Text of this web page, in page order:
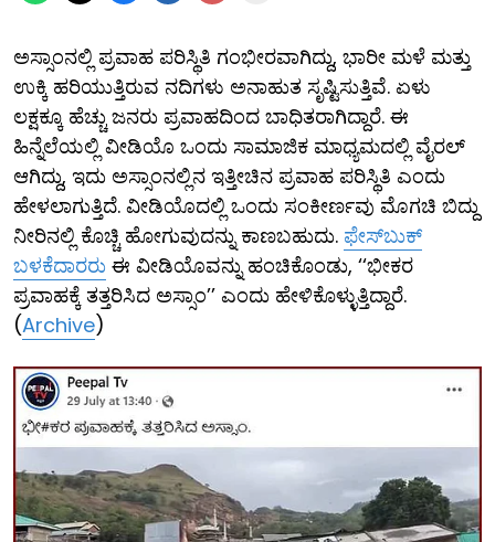
ಅಸ್ಸಾಂನಲ್ಲಿ ಪ್ರವಾಹ ಪರಿಸ್ಥಿತಿ ಗಂಭೀರವಾಗಿದ್ದು, ಭಾರೀ ಮಳೆ ಮತ್ತು
ಉಕ್ಕಿ ಹರಿಯುತ್ತಿರುವ ನದಿಗಳು ಅನಾಹುತ ಸೃಷ್ಟಿಸುತ್ತಿವೆ. ಏಳು
ಲಕ್ಷಕ್ಕೂ ಹೆಚ್ಚು ಜನರು ಪ್ರವಾಹದಿಂದ ಬಾಧಿತರಾಗಿದ್ದಾರೆ. ಈ
ಹಿನ್ನೆಲೆಯಲ್ಲಿ ವೀಡಿಯೊ ಒಂದು ಸಾಮಾಜಿಕ ಮಾಧ್ಯಮದಲ್ಲಿ ವೈರಲ್
ಆಗಿದ್ದು, ಇದು ಅಸ್ಸಾಂನಲ್ಲಿನ ಇತ್ತೀಚಿನ ಪ್ರವಾಹ ಪರಿಸ್ಥಿತಿ ಎಂದು
ಹೇಳಲಾಗುತ್ತಿದೆ. ವೀಡಿಯೊದಲ್ಲಿ ಒಂದು ಸಂಕೀರ್ಣವು ಮೊಗಚಿ ಬಿದ್ದು
ನೀರಿನಲ್ಲಿ ಕೊಚ್ಚಿ ಹೋಗುವುದನ್ನು ಕಾಣಬಹುದು. ಫೇಸ್​ಬುಕ್
ಬಳಕೆದಾರರು ಈ ವೀಡಿಯೊವನ್ನು ಹಂಚಿಕೊಂಡು, ‘‘ಭೀಕರ
ಪ್ರವಾಹಕ್ಕೆ ತತ್ತರಿಸಿದ ಅಸ್ಸಾಂ’’ ಎಂದು ಹೇಳಿಕೊಳ್ಳುತ್ತಿದ್ದಾರೆ.
(Archive)